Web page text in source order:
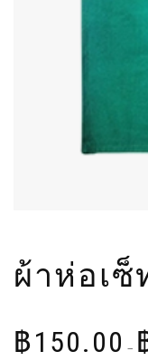
ผ้าห่อเซ็
฿150.00 –